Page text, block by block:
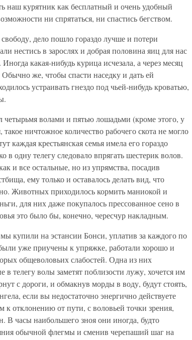
наш курятник как бесплатный и очень удобный
ни спрятаться, ни спастись бегством.
дело пошло гораздо лучше и потери
нестись в зарослях и добрая половина яиц для нас
какая-нибудь курица исчезала, а через месяц
же, чтобы спасти наседку и дать ей
устраивать гнездо под чьей-нибудь кроватью,
четырьмя волами и пятью лошадьми (кроме этого, у
ничтожное количество рабочего скота не могло
каждая крестьянская семья имела его гораздо
в одну телегу следовало впрягать шестерик волов.
и все остальные, но из упрямства, посадив
ему только и оставалось делать вид, что
Животных приходилось кормить маниокой и
для них даже покупалось прессованное сено в
это было бы, конечно, чересчур накладным.
купили на эстансии Бонси, уплатив за каждого по
уже приучены к упряжке, работали хорошо и
общеволовьих слабостей. Одна из них
в телегу волы заметят поблизости лужу, хочется им
с дороги, и обмакнув морды в воду, будут стоять,
если вы недостаточно энергично действуете
отклонению от пути, с воловьей точки зрения,
В часы наибольшего зноя они иногда, будто
обычной флегмы и сменив черепаший шаг на